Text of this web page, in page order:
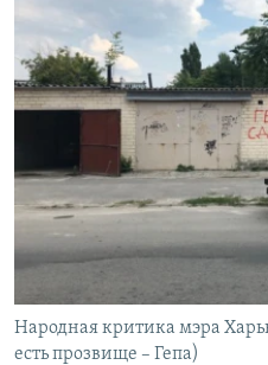
Народная критика мэра
есть прозвище – Гепа)